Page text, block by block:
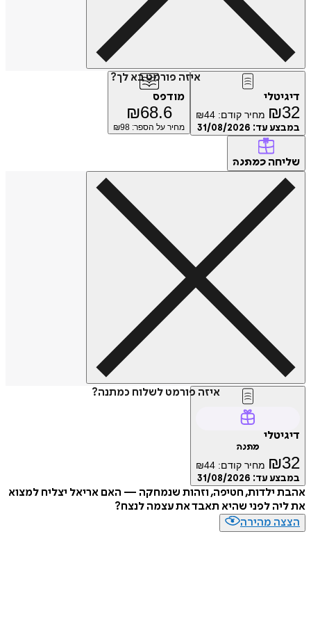
איזה פורמט בא לך?
₪ מחיר קודם: ₪44
עד:31/08/2026
מודפס
₪68.6
מחיר על הספר: ₪98
כמתנה
איזה פורמט לשלוח כמתנה?
₪ מחיר קודם: ₪44
עד:31/08/2026
ילדות, חטיפה, וזהות שנמחקה — האם אריאל יצליח למצוא
לפני שהיא תאבד את עצמה לנצח?
מהירה